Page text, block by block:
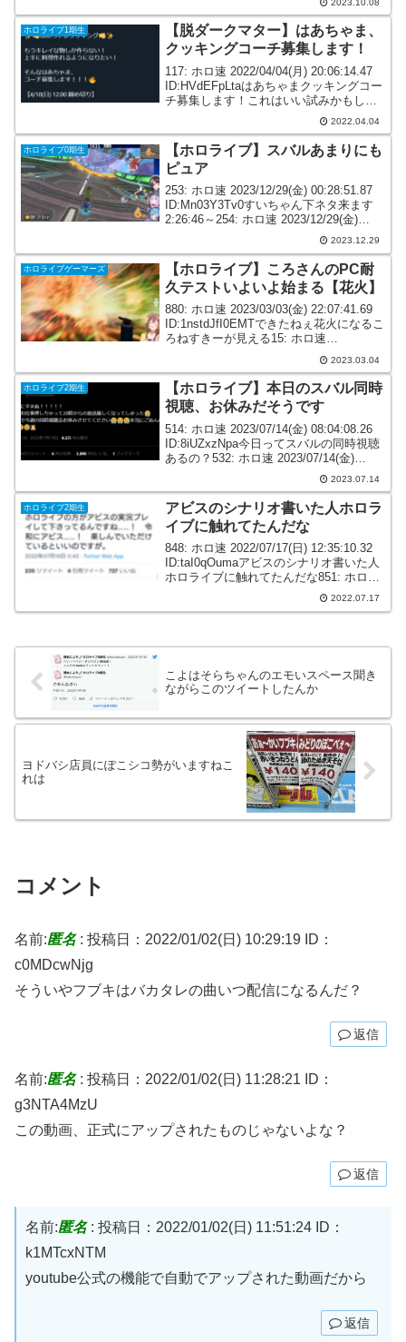
日も終わりに近づく日曜日を最後にしよ
うと思っ...
2023.10.08
ホロライブ1期生
【脱ダークマター】はあちゃま、
クッキングコーチ募集します！
117: ホロ速 2022/04/04(月) 20:06:14.47
ID:HVdEFpLtaはあちゃまクッキングコー
チ募集します！これはいい試みかもしれ
ないにぇ！脱❗️ダークマター⁉️✨👊はあち
ゃまクッキング👊✨もうキレイな物しか
作らない...
2022.04.04
ホロライブ0期生
【ホロライブ】スバルあまりにも
ピュア
253: ホロ速 2023/12/29(金) 00:28:51.87
ID:Mn03Y3Tv0すいちゃん下ネタ来ます
2:26:46～254: ホロ速 2023/12/29(金)
00:29:13.98 ID:Z09yly7B0スバルch終了...
2023.12.29
ホロライブゲーマーズ
【ホロライブ】ころさんのPC耐
久テストいよいよ始まる【花火】
880: ホロ速 2023/03/03(金) 22:07:41.69
ID:1nstdJfI0EMTできたねぇ花火になるこ
ろねすきーが見える15: ホロ速
2023/03/03(金) 22:28:43.56 ID:1nstdJfI0
2023.03.04
ホロライブ2期生
【ホロライブ】本日のスバル同時
視聴、お休みだそうです
514: ホロ速 2023/07/14(金) 08:04:08.26
ID:8iUZxzNpa今日ってスバルの同時視聴
あるの？532: ホロ速 2023/07/14(金)
10:13:20.48 ID:MK1M2uuXa今日はスバル
2023.07.14
ホロライブ2期生
アビスのシナリオ書いた人ホロラ
イブに触れてたんだな
848: ホロ速 2022/07/17(日) 12:35:10.32
ID:taI0qOumaアビスのシナリオ書いた人
ホロライブに触れてたんだな851: ホロ速
2022.07.17
こよはそらちゃんのエモいスペース聞き
ながらこのツイートしたんか
ヨドバシ店員にぽこシコ勢がいますねこ
れは
コメント
名前:匿名: 投稿日：2022/01/02(日) 10:29:19 ID：
c0MDcwNjg
そういやフブキはバカタレの曲いつ配信になるんだ？
返信
名前:匿名: 投稿日：2022/01/02(日) 11:28:21
ID：
g3NTA4MzU
この動画、正式にアップされたものじゃないよな？
返信
名前:匿名: 投稿日：2022/01/02(日) 11:51:24
ID：
k1MTcxNTM
youtube公式の機能で自動でアップされた動画だから
返信